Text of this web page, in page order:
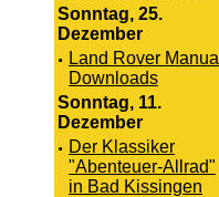
Sonntag, 25.
Dezember
· Land Rover Manual
Downloads
Sonntag, 11.
Dezember
· Der Klassiker
"Abenteuer-Allrad"
in Bad Kissingen